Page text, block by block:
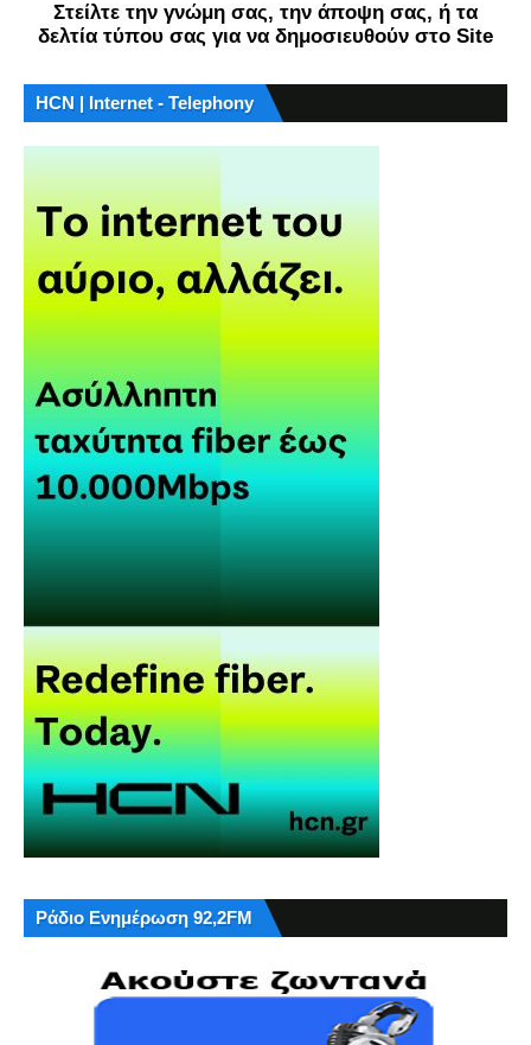
Στείλτε την γνώμη σας, την άποψη σας, ή τα
δελτία τύπου σας για να δημοσιευθούν στο Site
HCN | Internet - Telephony
Ράδιο Ενημέρωση 92,2FM